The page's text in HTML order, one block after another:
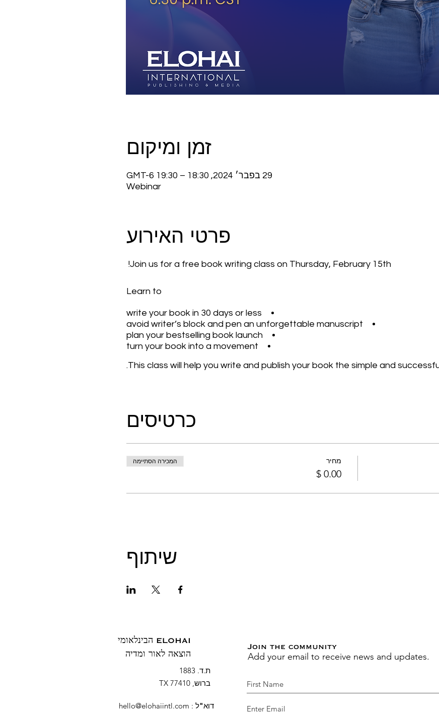
זמן ומיקום
29 בפבר׳ 2024, 18:30 – 19:30 GMT-6‎
Webinar
פרטי האירוע
Join us for a free book writing class on Thursday, February 15th!
Learn to
write your book in 30 days or less
avoid writer’s block and pen an unforgettable manuscript
plan your bestselling book launch
turn your book into a movement
This class will help you write and publish your book the simple and
כרטיסים
מחיר המכירה הסתיימה
שיתוף
ELOHAI הבינלאומי
הוצאה לאור ומדיה
ת.ד. 1883
ברוש, TX 77410
דוא"ל :
hello@elohaiintl.com
Join the community
Add your email to receive news and updates.